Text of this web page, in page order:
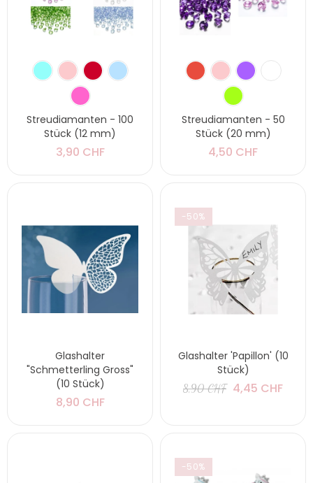
Streudiamanten - 100
Stück (12 mm)
3,90 CHF
Streudiamanten - 50
Stück (20 mm)
4,50 CHF
Glashalter
"Schmetterling Gross"
(10 Stück)
8,90 CHF
-50%
Glashalter 'Papillon' (10
Stück)
8,90 CHF 4,45 CHF
-50%